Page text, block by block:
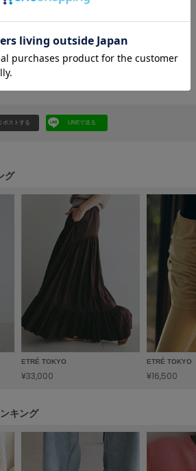
ージのご注文履歴から投稿いただけます
て
ポストする LINEで送る
グ
ETRÉ TOKYO
¥33,000
ETRÉ TOKYO
¥16,500
キング